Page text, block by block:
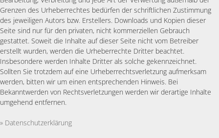
Grenzen des Urheberrechtes bedürfen der schriftlichen Zustimmung
des jeweiligen Autors bzw. Erstellers. Downloads und Kopien dieser
Seite sind nur für den privaten, nicht kommerziellen Gebrauch
gestattet. Soweit die Inhalte auf dieser Seite nicht vom Betreiber
erstellt wurden, werden die Urheberrechte Dritter beachtet.
Insbesondere werden Inhalte Dritter als solche gekennzeichnet.
Sollten Sie trotzdem auf eine Urheberrechtsverletzung aufmerksam
werden, bitten wir um einen entsprechenden Hinweis. Bei
Bekanntwerden von Rechtsverletzungen werden wir derartige Inhalte
umgehend entfernen.
» Datenschutzerklärung